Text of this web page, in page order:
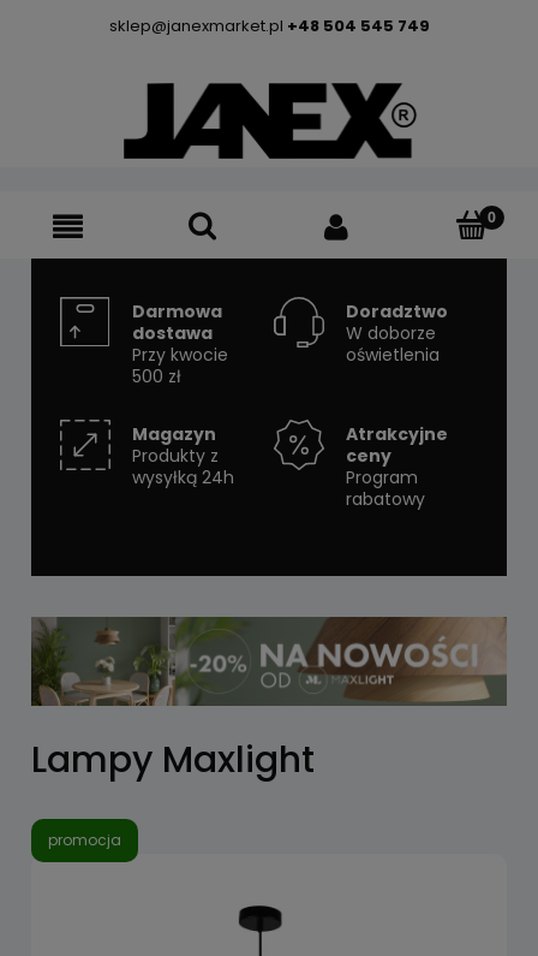
sklep@janexmarket.pl +48 504 545 749
Darmowa
dostawa
Przy kwocie
500 zł
Doradztwo
W doborze
oświetlenia
Magazyn
Produkty z
wysyłką 24h
Atrakcyjne
ceny
Program
rabatowy
Lampy Maxlight
promocja